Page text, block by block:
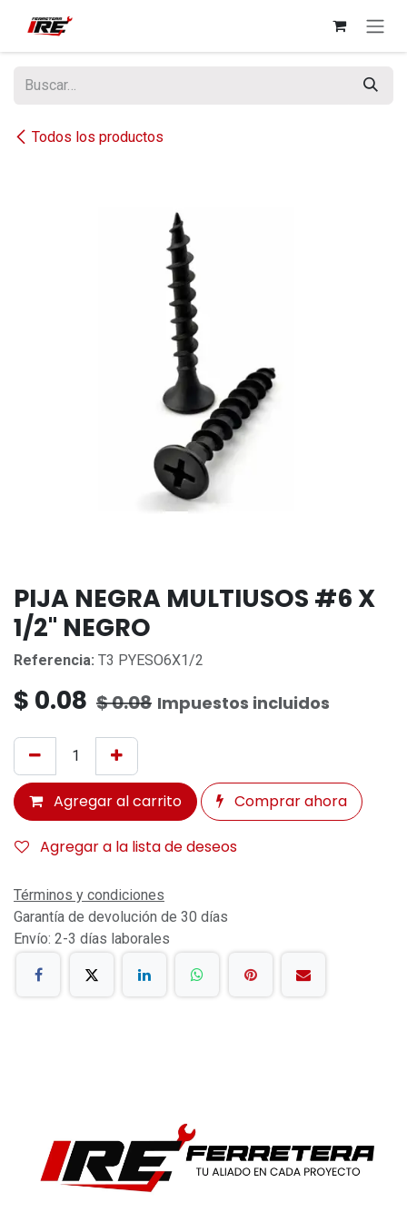
Todos los productos
PIJA NEGRA MULTIUSOS #6 X
1/2" NEGRO
Referencia: T3 PYESO6X1/2
$ 0.08 $0.08 Impuestos incluidos
Agregar al carrito Comprar ahora
Agregar a la lista de deseos
Términos y condiciones
Garantía de devolución de 30 días
Envío: 2-3 días laborales